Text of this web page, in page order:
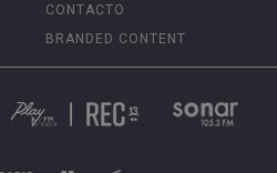
CONTACTO
BRANDED CONTENT